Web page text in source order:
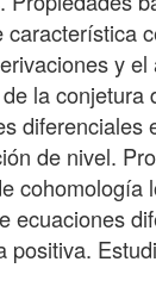
característica
y el
la conjetura
diferenciales
de nivel.
cohomología
ecuaciones
positiva.